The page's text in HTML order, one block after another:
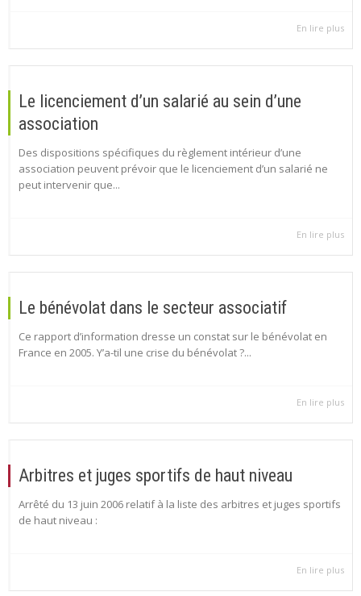
En lire plus
Le licenciement d’un salarié au sein d’une
association
Des dispositions spécifiques du règlement intérieur d’une
association peuvent prévoir que le licenciement d’un salarié ne
peut intervenir que...
En lire plus
Le bénévolat dans le secteur associatif
Ce rapport d’information dresse un constat sur le bénévolat en
France en 2005. Y’a-til une crise du bénévolat ?...
En lire plus
Arbitres et juges sportifs de haut niveau
Arrêté du 13 juin 2006 relatif à la liste des arbitres et juges sportifs
de haut niveau :
En lire plus